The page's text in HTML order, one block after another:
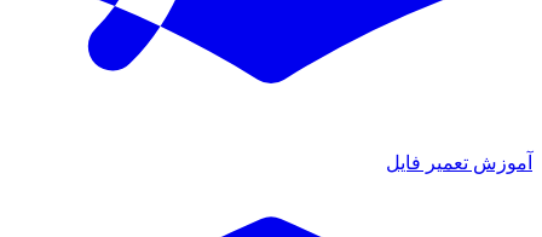
آموزش تعمیر فایل